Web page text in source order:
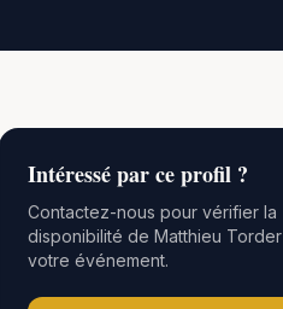
Intéressé parceprofil ?
Contactez-nous pour vérifier la
disponibilité deMatthieu Torder
votre événement.